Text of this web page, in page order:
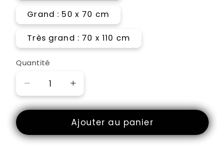
Grand : 50 x 70 cm
Très grand : 70 x 110 cm
Quantité
Réduire
la
quantité
Salon
Augmenter
la
quantité
de
Salon
Ajouter au panier